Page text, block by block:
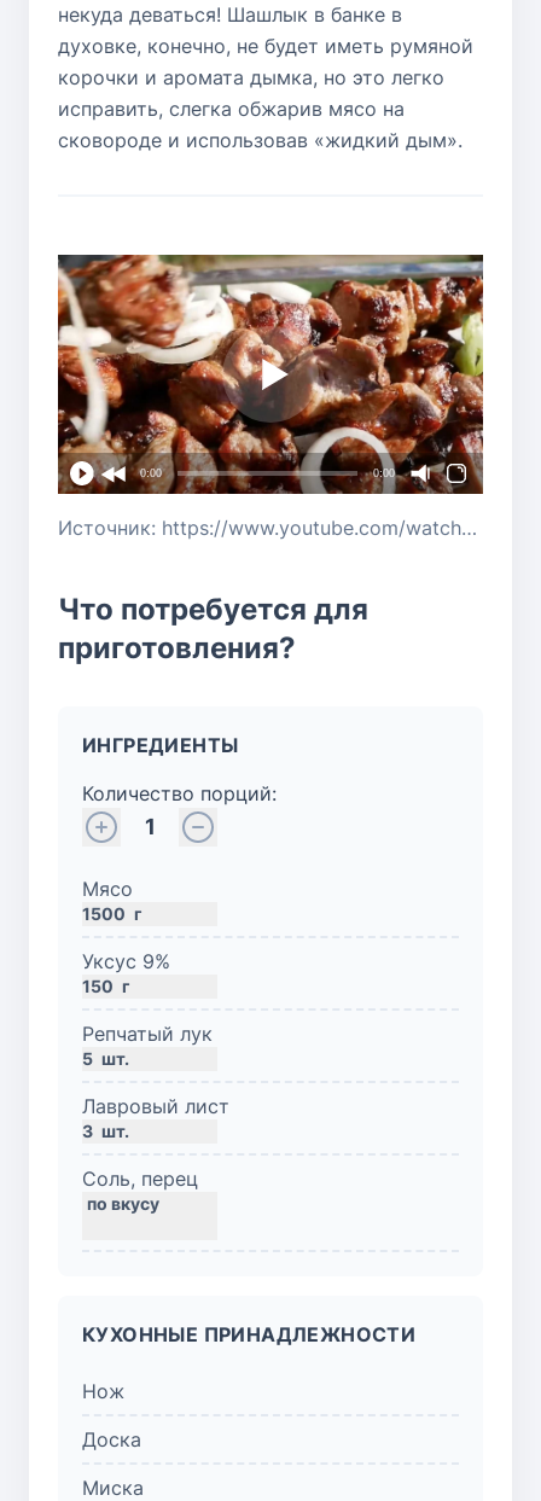
некуда деваться! Шашлык в банке в
духовке, конечно, не будет иметь румяной
корочки и аромата дымка, но это легко
исправить, слегка обжарив мясо на
сковороде и использовав «жидкий дым».
0:00 0:00
Источник: https://www.youtube.com/watch?v=X2ymCRVhHug&ab_channel=%D0%9B%D1%8E%D1%81%D1%8C%D0%BA%D0%B8%D0%BD%D1%8B%D0%A0%D0%B5%D1%86%D0%B5%D0%BF%D1%82%D1%8B
Что потребуется для
приготовления?
ИНГРЕДИЕНТЫ
Количество порций:
1
Мясо
1500 г
Уксус 9%
150 г
Репчатый лук
5 шт.
Лавровый лист
3 шт.
Соль, перец
КУХОННЫЕ ПРИНАДЛЕЖНОСТИ
Нож
Доска
Миска